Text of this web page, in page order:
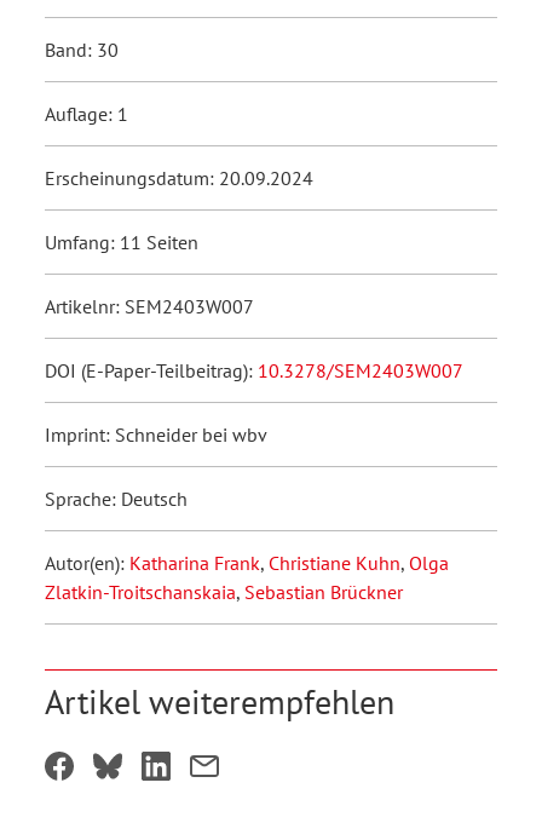
Band: 30
Auflage: 1
Erscheinungsdatum: 20.09.2024
Umfang: 11 Seiten
Artikelnr: SEM2403W007
DOI (E-Paper-Teilbeitrag): 10.3278/SEM2403W007
Imprint: Schneider bei wbv
Sprache: Deutsch
Autor(en): Katharina Frank, Christiane Kuhn, Olga
Zlatkin-Troitschanskaia, Sebastian Brückner
Artikel weiterempfehlen